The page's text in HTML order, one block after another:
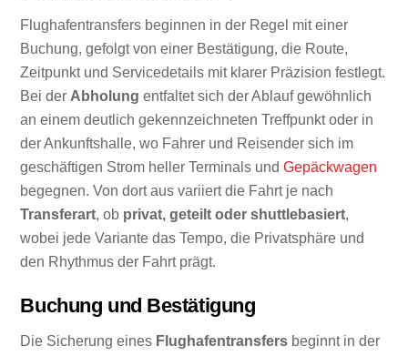
Flughafentransfers beginnen in der Regel mit einer
Buchung, gefolgt von einer Bestätigung, die Route,
Zeitpunkt und Servicedetails mit klarer Präzision festlegt.
Bei der Abholung entfaltet sich der Ablauf gewöhnlich
an einem deutlich gekennzeichneten Treffpunkt oder in
der Ankunftshalle, wo Fahrer und Reisender sich im
geschäftigen Strom heller Terminals undGepäckwagen
begegnen. Von dort aus variiert die Fahrt je nach
Transferart, ob privat, geteilt oder shuttlebasiert,
wobei jede Variante das Tempo, die Privatsphäre und
den Rhythmus der Fahrt prägt.
Buchung und Bestätigung
Die Sicherung eines Flughafentransfers beginnt in der